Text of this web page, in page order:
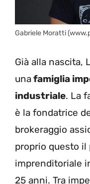
Gabriele Moratti
Già alla nascita,
unafamiglia
industriale. La
è la fondatrice
brokeraggio
proprio questo il
imprenditoriale
25 anni. Tra